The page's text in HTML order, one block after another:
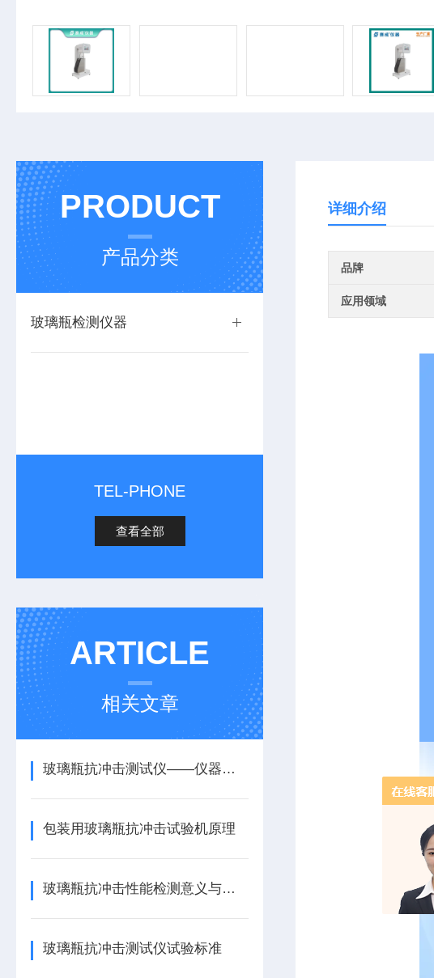
PRODUCT
产品分类
玻璃瓶检测仪器
TEL-PHONE
查看全部
ARTICLE
相关文章
玻璃瓶抗冲击测试仪——仪器简介
包装用玻璃瓶抗冲击试验机原理
玻璃瓶抗冲击性能检测意义与注意事项
玻璃瓶抗冲击测试仪试验标准
详细介绍
品牌
应用领域